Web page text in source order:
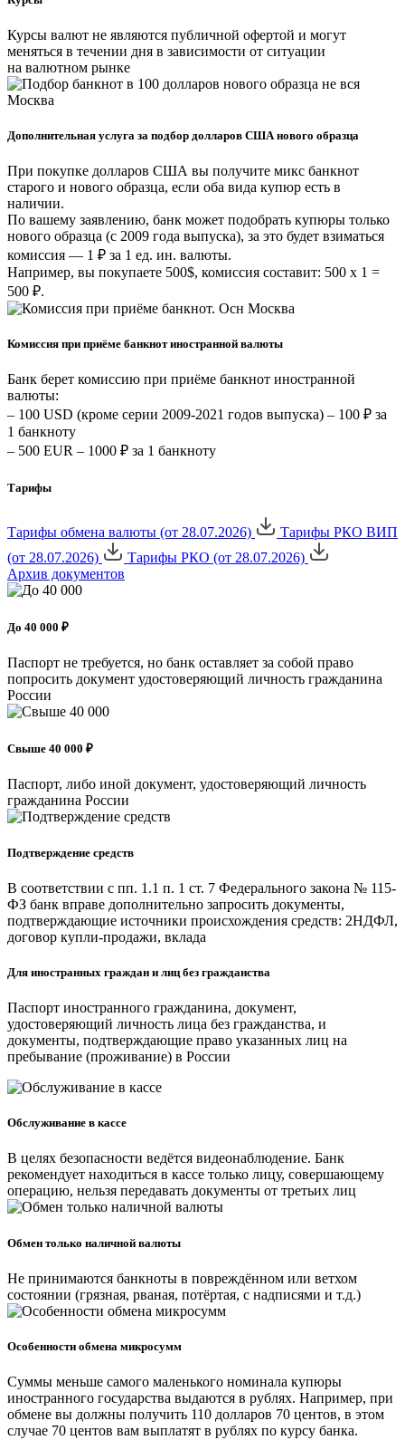
Курсы валют не являются публичной офертой и могут
меняться в течении дня в зависимости от ситуации
на валютном рынке
Дополнительная услуга за подбор долларов США нового образца
При покупке долларов США вы получите микс банкнот
старого и нового образца, если оба вида купюр есть в
наличии.
По вашему заявлению, банк может подобрать купюры только
нового образца (с 2009 года выпуска), за это будет взиматься
комиссия — 1 ₽ за 1 ед. ин. валюты.
Например, вы покупаете 500$, комиссия составит: 500 х 1 =
500 ₽.
Комиссия при приёме банкнот иностранной валюты
Банк берет комиссию при приёме банкнот иностранной
валюты:
– 100 USD (кроме серии 2009-2021 годов выпуска) – 100 ₽ за
1 банкноту
– 500 EUR – 1000 ₽ за 1 банкноту
Тарифы
Тарифы обмена валюты (от 28.07.2026)
Тарифы РКО ВИП
(от 28.07.2026)
Тарифы РКО (от 28.07.2026)
Архив документов
До 40 000 ₽
Паспорт не требуется, но банк оставляет за собой право
попросить документ удостоверяющий личность гражданина
России
Свыше 40 000 ₽
Паспорт, либо иной документ, удостоверяющий личность
гражданина России
Подтверждение средств
В соответствии с пп. 1.1 п. 1 ст. 7 Федерального закона № 115-
ФЗ банк вправе дополнительно запросить документы,
подтверждающие источники происхождения средств: 2НДФЛ,
договор купли-продажи, вклада
Для иностранных граждан и лиц без гражданства
Паспорт иностранного гражданина, документ,
удостоверяющий личность лица без гражданства, и
документы, подтверждающие право указанных лиц на
пребывание (проживание) в России
Обслуживание в кассе
В целях безопасности ведётся видеонаблюдение. Банк
рекомендует находиться в кассе только лицу, совершающему
операцию, нельзя передавать документы от третьих лиц
Обмен только наличной валюты
Не принимаются банкноты в повреждённом или ветхом
состоянии (грязная, рваная, потёртая, с надписями и т.д.)
Особенности обмена микросумм
Суммы меньше самого маленького номинала купюры
иностранного государства выдаются в рублях. Например, при
обмене вы должны получить 110 долларов 70 центов, в этом
случае 70 центов вам выплатят в рублях по курсу банка.